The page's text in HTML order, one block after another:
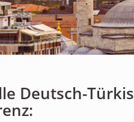
Deutsch-